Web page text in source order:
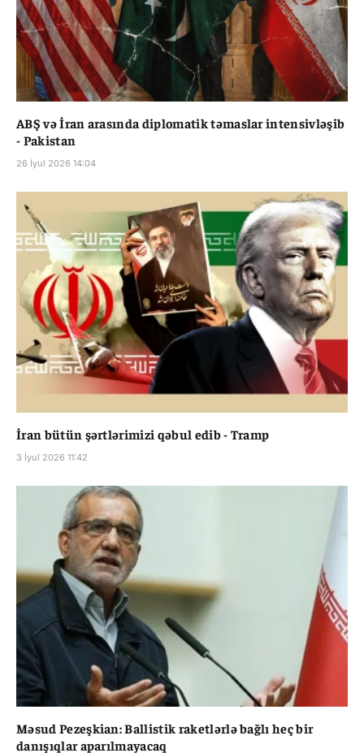
ABŞ və İran arasında diplomatik təmaslar intensivləşib
- Pakistan
26 İyul 2026 14:04
İran bütün şərtlərimizi qəbul edib - Tramp
3 İyul 2026 11:42
Məsud Pezeşkian: Ballistik raketlərlə bağlı heç bir
danışıqlar aparılmayacaq